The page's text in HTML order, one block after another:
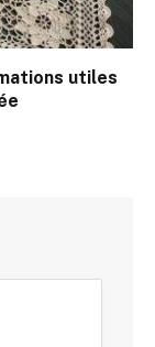
utiles